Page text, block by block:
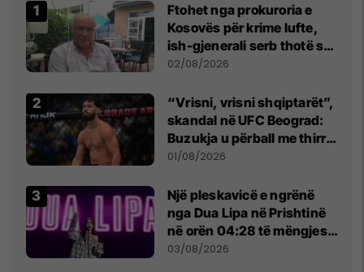
Ftohet nga prokuroria e
Kosovës për krime lufte,
ish-gjenerali serb thotë se
dikush e tradhtoi në
02/08/2026
“Vrisni, vrisni shqiptarët”,
skandal në UFC Beograd:
Buzukja u përball me thirrje
anti-shqiptare nga
01/08/2026
Një pleskavicë e ngrënë
nga Dua Lipa në Prishtinë
në orën 04:28 të mëngjesit
- dhe bota digjitale serbe
03/08/2026